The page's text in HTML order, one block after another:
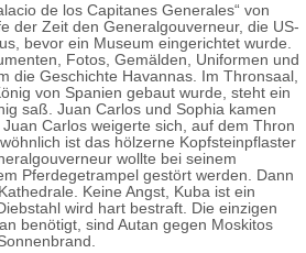
de los Capitanes Generales“ von
der Zeit den Generalgouverneur, die US-
bevor ein Museum eingerichtet wurde.
Fotos, Gemälden, Uniformen und
die Geschichte Havannas. Im Thronsaal,
von Spanien gebaut wurde, steht ein
saß. Juan Carlos und Sophia kamen
Carlos weigerte sich, auf dem Thron
ist das hölzerne Kopfsteinpflaster
wollte bei seinem
Pferdegetrampel gestört werden. Dann
Keine Angst, Kuba ist ein
wird hart bestraft. Die einzigen
benötigt, sind Autan gegen Moskitos